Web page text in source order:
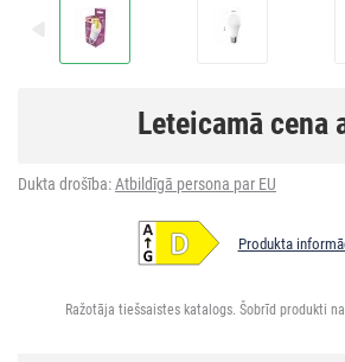
Leteicamā cena
Dukta drošība:Atbildīgā persona par EU
Produkta
Ražotāja tiešsaistes katalogs. Šobrīd produkti